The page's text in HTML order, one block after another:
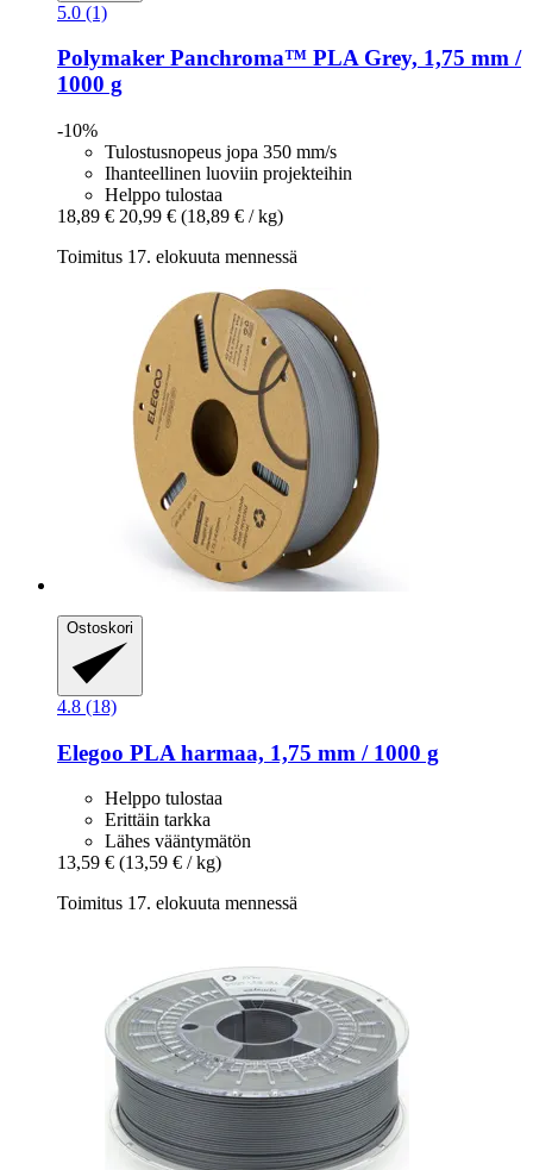
5.0 (1)
Polymaker Panchroma™ PLA Grey, 1,75 mm /
1000 g
-10%
Tulostusnopeus jopa 350 mm/s
Ihanteellinen luoviin projekteihin
Helppo tulostaa
18,89 € 20,99 € (18,89 € / kg)
Toimitus 17. elokuuta mennessä
Ostoskori
4.8 (18)
Elegoo PLA harmaa, 1,75 mm / 1000 g
Helppo tulostaa
Erittäin tarkka
Lähes vääntymätön
13,59 € (13,59 € / kg)
Toimitus 17. elokuuta mennessä